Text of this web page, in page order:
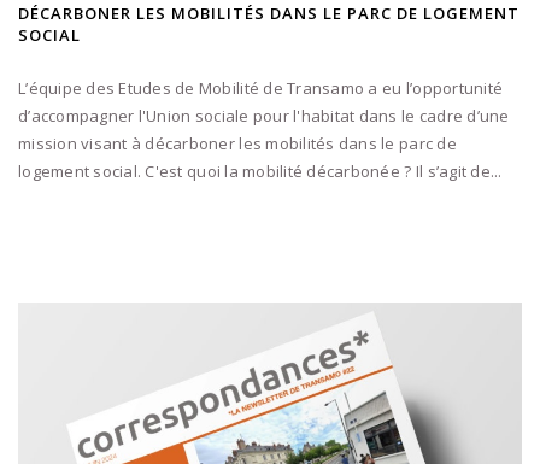
DÉCARBONER LES MOBILITÉS DANS LE PARC DE LOGEMENT
SOCIAL
L’équipe des Etudes de Mobilité de Transamo a eu l’opportunité
d’accompagner l'Union sociale pour l'habitat dans le cadre d’une
mission visant à décarboner les mobilités dans le parc de
logement social. C'est quoi la mobilité décarbonée ? Il s’agit de...